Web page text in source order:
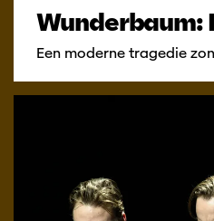
Wunderbaum:
Een moderne tragedie